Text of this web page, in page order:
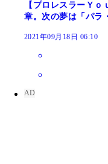
【プロレスラーＹ
章。次の夢は「パラ
2021年09月18日 06:10